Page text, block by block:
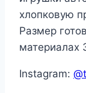
хлопковую
Размер
материалах
Instagram: